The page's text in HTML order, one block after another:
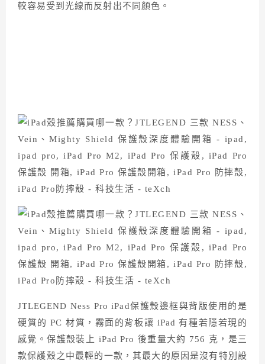
較容易受到光線而反射出不同顏色。
JTLEGEND Ness Pro iPad保護殼邊框與背版使用的是
硬質的 PC 材質，霧面的背板讓 iPad 有種若隱若現的
感覺。保護殼裝上 iPad Pro 後重量大約 756 克，是三
款保護殼之中最輕的一款，其最大的原因是沒有特別設